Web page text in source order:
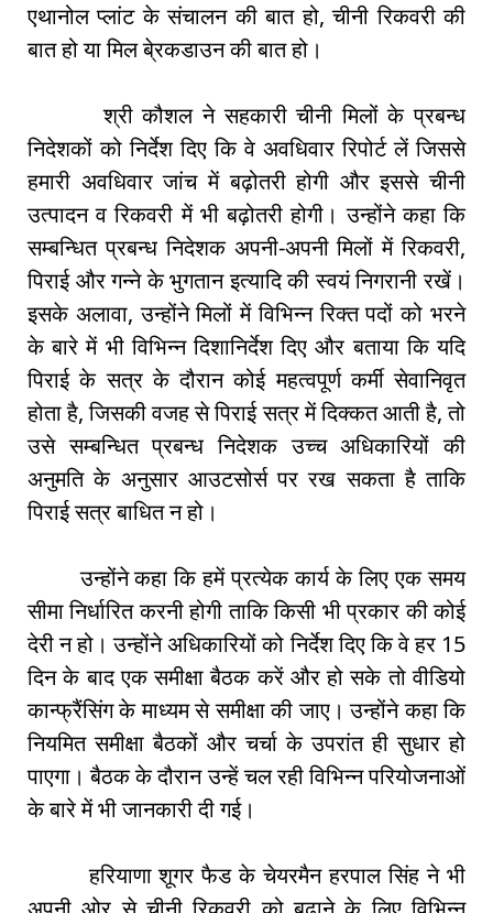
एथानोल प्लांट के संचालन की बात हो, चीनी रिकवरी की
बात हो या मिल बे्रकडाउन की बात हो।
श्री कौशल ने सहकारी चीनी मिलों के प्रबन्ध
निदेशकों को निर्देश दिए कि वे अवधिवार रिपोर्ट लें जिससे
हमारी अवधिवार जांच में बढ़ोतरी होगी और इससे चीनी
उत्पादन व रिकवरी में भी बढ़ोतरी होगी। उन्होंने कहा कि
सम्बन्धित प्रबन्ध निदेशक अपनी-अपनी मिलों में रिकवरी,
पिराई और गन्ने के भुगतान इत्यादि की स्वयं निगरानी रखें।
इसके अलावा, उन्होंने मिलों में विभिन्न रिक्त पदों को भरने
के बारे में भी विभिन्न दिशानिर्देश दिए और बताया कि यदि
पिराई के सत्र के दौरान कोई महत्वपूर्ण कर्मी सेवानिवृत
होता है, जिसकी वजह से पिराई सत्र में दिक्कत आती है, तो
उसे सम्बन्धित प्रबन्ध निदेशक उच्च अधिकारियों की
अनुमति के अनुसार आउटसोर्स पर रख सकता है ताकि
पिराई सत्र बाधित न हो।
उन्होंने कहा कि हमें प्रत्येक कार्य के लिए एक समय
सीमा निर्धारित करनी होगी ताकि किसी भी प्रकार की कोई
देरी न हो। उन्होंने अधिकारियों को निर्देश दिए कि वे हर 15
दिन के बाद एक समीक्षा बैठक करें और हो सके तो वीडियो
कान्फ्रैंसिंग के माध्यम से समीक्षा की जाए। उन्होंने कहा कि
नियमित समीक्षा बैठकों और चर्चा के उपरांत ही सुधार हो
पाएगा। बैठक के दौरान उन्हें चल रही विभिन्न परियोजनाओं
के बारे में भी जानकारी दी गई।
हरियाणा शूगर फैड के चेयरमैन हरपाल सिंह ने भी